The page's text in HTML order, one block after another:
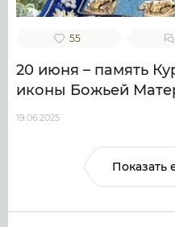
55
20 июня – память
иконы Божьей
19.06.2025
Показать